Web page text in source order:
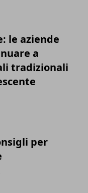
le aziende
a
tradizionali
per